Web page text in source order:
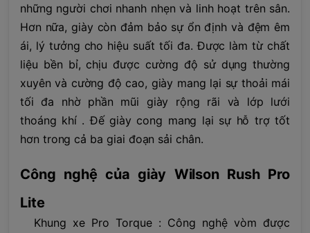
những người chơi nhanh nhẹn và linh hoạt trên sân.
Hơn nữa, giày còn đảm bảo sự ổn định và đệm êm
ái, lý tưởng cho hiệu suất tối đa. Được làm từ chất
liệu bền bỉ, chịu được cường độ sử dụng thường
xuyên và cường độ cao, giày mang lại sự thoải mái
tối đa nhờ phần mũi giày rộng rãi và lớp lưới
thoáng khí . Đế giày cong mang lại sự hỗ trợ tốt
hơn trong cả ba giai đoạn sải chân.
Công nghệ của giày Wilson Rush Pro
Lite
Khung xe Pro Torque : Công nghệ vòm được